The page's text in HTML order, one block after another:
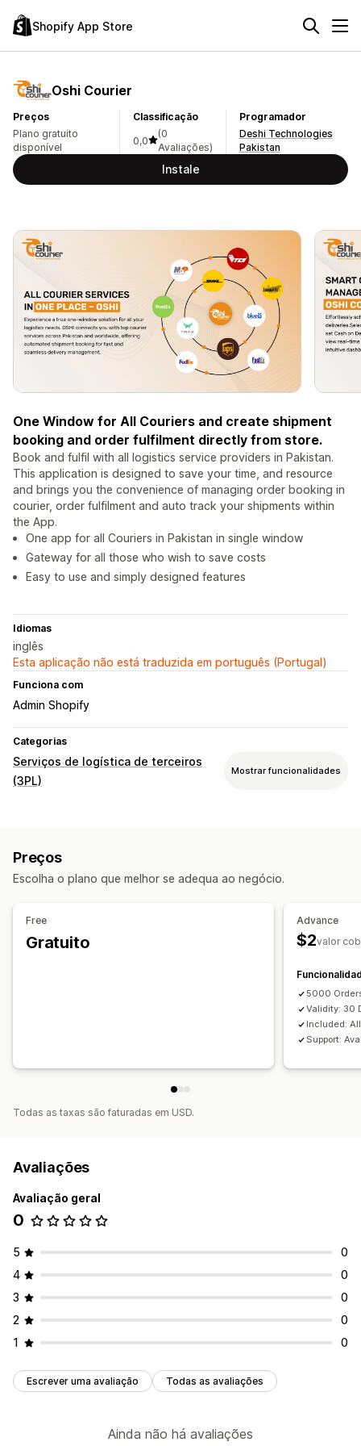
Shopify App Store
Oshi Courier
Preços
Plano gratuito
disponível
Classificação
0,0
(0
Avaliações)
Programador
Deshi Technologies
Pakistan
Instale
One Window for All Couriers and create shipment
booking and order fulfilment directly from store.
Book and fulfil with all logistics service providers in Pakistan.
This application is designed to save your time, and resource
and brings you the convenience of managing order booking in
courier, order fulfilment and auto track your shipments within
the App.
One app for all Couriers in Pakistan in single window
Gateway for all those who wish to save costs
Easy to use and simply designed features
Idiomas
inglês
Esta aplicação não está traduzida em português (Portugal)
Funciona com
Admin Shopify
Categorias
Serviços de logística de terceiros
(3PL)
Mostrar funcionalidades
Preços
Escolha o plano que melhor se adequa ao negócio.
Free
Gratuito
Advance
$2valor
5000
Validity: 30
Included:
Support:
Todas as taxas são faturadas em USD.
Avaliações
Avaliação geral
0
5
0
4
0
3
0
2
0
1
0
Escrever uma avaliação Todas as avaliações
Ainda não há avaliações